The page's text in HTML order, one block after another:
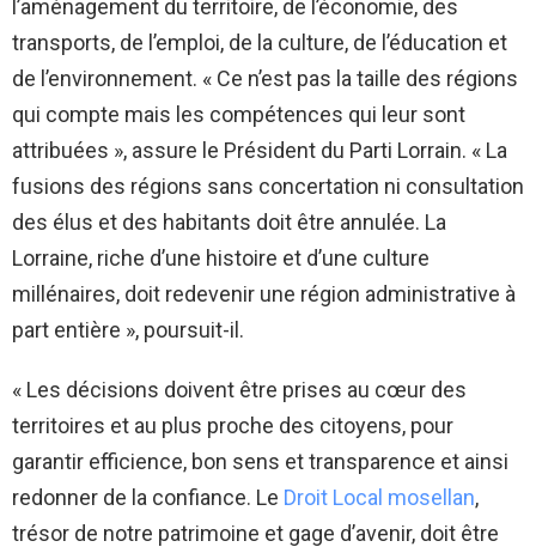
l’aménagement du territoire, de l’économie, des
transports, de l’emploi, de la culture, de l’éducation et
de l’environnement. « Ce n’est pas la taille des régions
qui compte mais les compétences qui leur sont
attribuées », assure le Président du Parti Lorrain. « La
fusions des régions sans concertation ni consultation
des élus et des habitants doit être annulée. La
Lorraine, riche d’une histoire et d’une culture
millénaires, doit redevenir une région administrative à
part entière », poursuit-il.
« Les décisions doivent être prises au cœur des
territoires et au plus proche des citoyens, pour
garantir efficience, bon sens et transparence et ainsi
redonner de la confiance. Le Droit Local mosellan,
trésor de notre patrimoine et gage d’avenir, doit être